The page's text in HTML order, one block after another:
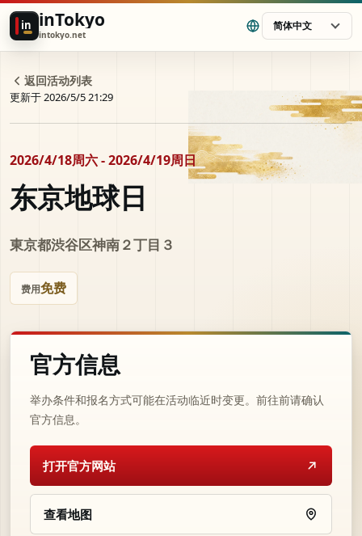
in inTokyo
intokyo.net
简体中文
返回活动列表
更新于 2026/5/5 21:29
2026/4/18周六 - 2026/4/19周日
东京地球日
東京都渋谷区神南２丁目３
费用免费
官方信息
举办条件和报名方式可能在活动临近时变更。前往前请确认
官方信息。
打开官方网站
查看地图